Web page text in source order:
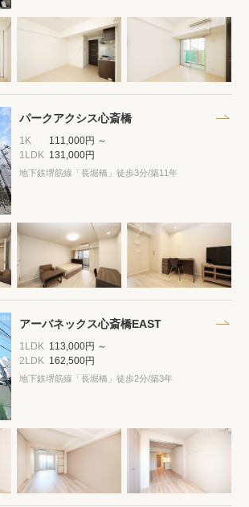
パークアクシス心斎橋
1K
111,000円 ～
1LDK 131,000円
地下鉄堺筋線「長堀橋」徒歩3分/築11年
アーバネックス心斎橋EAST
1LDK 113,000円 ～
2LDK 162,500円
地下鉄堺筋線「長堀橋」徒歩2分/築3年